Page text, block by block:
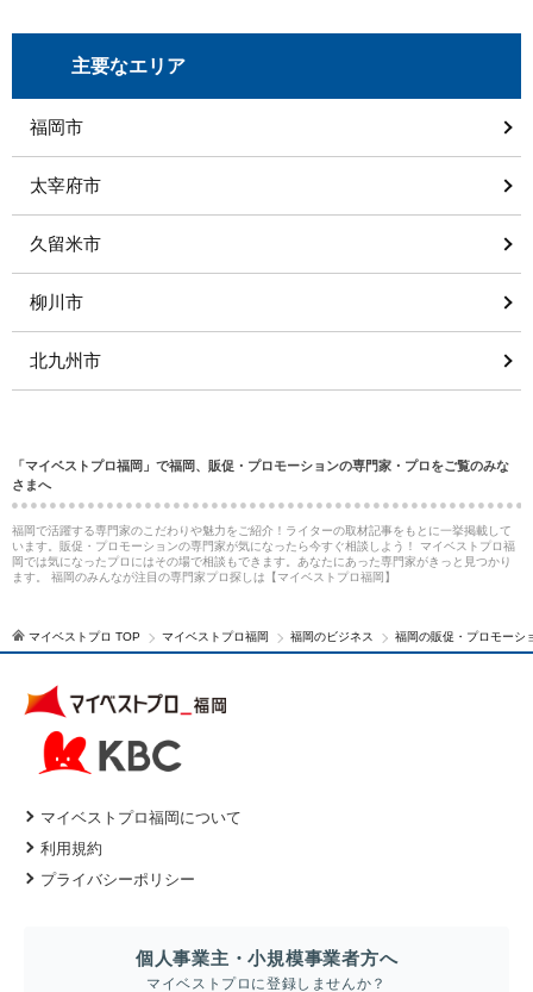
主要なエリア
福岡市
太宰府市
久留米市
柳川市
北九州市
「マイベストプロ福岡」で福岡、販促・プロモーションの専門家・プロをご覧のみな
さまへ
福岡で活躍する専門家のこだわりや魅力をご紹介！ライターの取材記事をもとに一挙掲載して
います。販促・プロモーションの専門家が気になったら今すぐ相談しよう！ マイベストプロ福
岡では気になったプロにはその場で相談もできます。あなたにあった専門家がきっと見つかり
ます。 福岡のみんなが注目の専門家プロ探しは【マイベストプロ福岡】
マイベストプロ TOP マイベストプロ福岡 福岡のビジネス 福岡の販促・プロモーシ
マイベストプロ福岡について
利用規約
プライバシーポリシー
個人事業主・小規模事業者方へ
マイベストプロに登録しませんか？